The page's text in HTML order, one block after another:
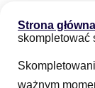
Strona główna
skompletować
ważnym